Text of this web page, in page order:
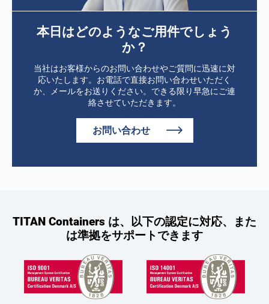
本日はどのようなご用件でしょう
か？
当社はお客様からのお問い合わせやご質問に迅速に対
応いたします。お電話で直接お問い合わせいただく
か、メールをお送りください。できる限り早急にご連
絡させていただきます。
お問い合わせ
TITAN Containers は、以下の認定に対応、また
は準拠をサポートできます